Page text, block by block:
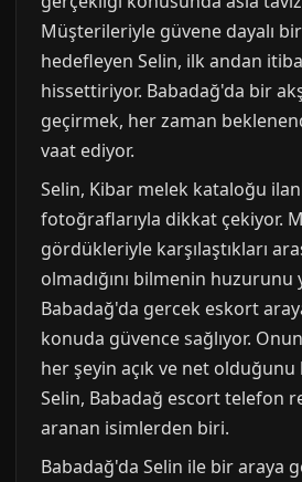
Müşterileriyle güvene dayalı
hedefleyen Selin, ilk andan
hissettiriyor. Babadağ'da bir
geçirmek, her zaman
vaat ediyor.
Selin, Kibar melek kataloğu
fotoğraflarıyla dikkat çekiyor.
gördükleriyle karşılaştıkları
olmadığını bilmenin huzurunu
Babadağ'da gercek eskort
konuda güvence sağlıyor.
her şeyin açık ve net olduğunu
Selin, Babadağ escort telefon
aranan isimlerden biri.
Babadağ'da Selin ile bir araya